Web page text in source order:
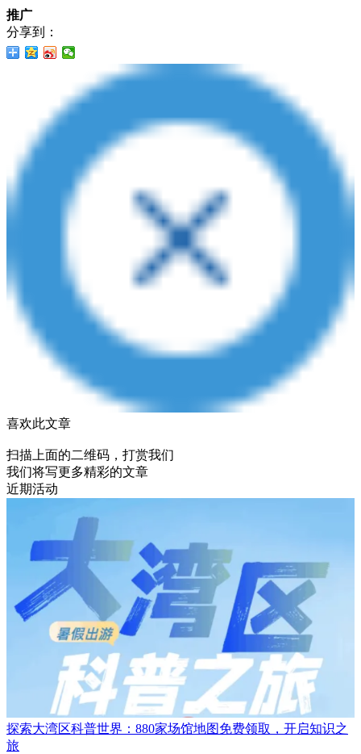
推广
分享到：
喜欢此文章
扫描上面的二维码，打赏我们
我们将写更多精彩的文章
近期活动
探索大湾区科普世界：880家场馆地图免费领取，开启知识之
旅